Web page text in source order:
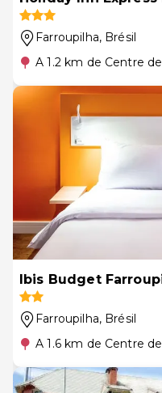
Farroupilha, Brésil
A 1.2 km de Centre
Ibis Budget
Farroupilha, Brésil
A 1.6 km de Centre